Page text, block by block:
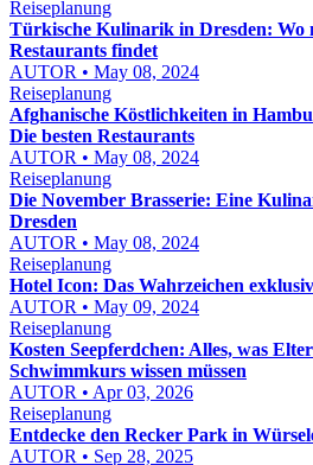
Reiseplanung
Türkische Kulinarik in Dresden: Wo
Restaurants findet
AUTOR • May 08, 2024
Reiseplanung
Afghanische Köstlichkeiten in
Die besten Restaurants
AUTOR • May 08, 2024
Reiseplanung
Die November Brasserie: Eine
Dresden
AUTOR • May 08, 2024
Reiseplanung
Hotel Icon: Das Wahrzeichen
AUTOR • May 09, 2024
Reiseplanung
Kosten Seepferdchen: Alles, was
Schwimmkurs wissen müssen
AUTOR • Apr 03, 2026
Reiseplanung
Entdecke den Recker Park in
AUTOR • Sep 28, 2025